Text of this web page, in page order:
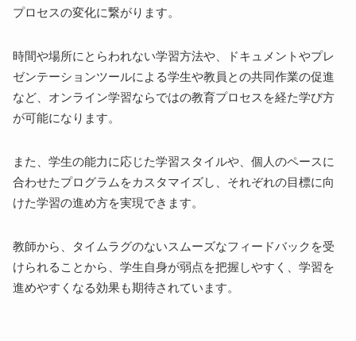
プロセスの変化に繋がります。
時間や場所にとらわれない学習方法や、ドキュメントやプレ
ゼンテーションツールによる学生や教員との共同作業の促進
など、オンライン学習ならではの教育プロセスを経た学び方
が可能になります。
また、学生の能力に応じた学習スタイルや、個人のペースに
合わせたプログラムをカスタマイズし、それぞれの目標に向
けた学習の進め方を実現できます。
教師から、タイムラグのないスムーズなフィードバックを受
けられることから、学生自身が弱点を把握しやすく、学習を
進めやすくなる効果も期待されています。